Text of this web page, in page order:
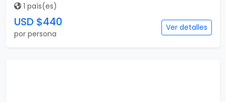
1 país(es)
USD $440
por persona
Ver detalles